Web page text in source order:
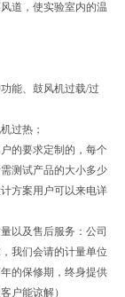
道，使实验室内的温
能、鼓风机过载/过
过热；
的要求定制的，每个
测试产品的大小多少
方案用户可以来电详
以及售后服务：公司
我们会请的计量单位
的保修期，终身提供
户能谅解）